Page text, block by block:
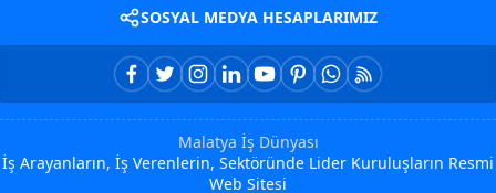
SOSYAL MEDYA HESAPLARIMIZ
Malatya İş Dünyası
İş Arayanların, İş Verenlerin, Sektöründe Lider Kuruluşların Resmi
Web Sitesi